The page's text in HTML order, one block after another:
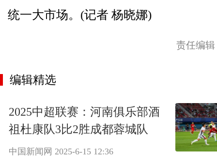
统一大市场。(记者 杨晓娜)
责任编
编辑精选
2025中超联赛：河南俱乐部酒
祖杜康队3比2胜成都蓉城队
中国新闻网 2025-6-15 12:36